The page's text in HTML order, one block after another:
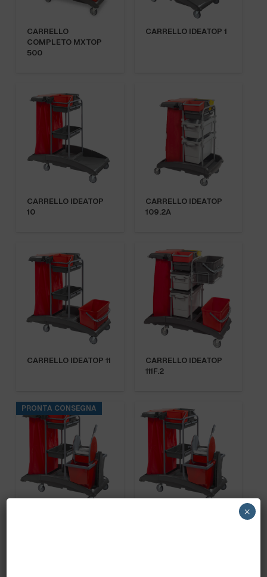
CARRELLO
COMPLETO MXTOP
500
CARRELLO IDEATOP 1
CARRELLO IDEATOP
10
CARRELLO IDEATOP
109.2A
CARRELLO IDEATOP 11
CARRELLO IDEATOP
111F.2
PRONTA CONSEGNA
×